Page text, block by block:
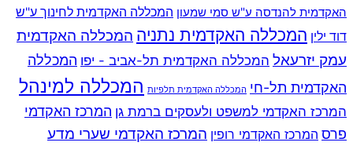
האקדמית להנדסה ע"ש סמי שמעון המכללה האקדמית לחינוך ע"ש
דוד ילין המכללה האקדמית נתניה המכללה האקדמית
עמק יזרעאל המכללה האקדמית תל-אביב - יפו המכללה
האקדמית תל-חי המכללה האקדמית תלפיות המכללה למינהל
המרכז האקדמי למשפט ולעסקים ברמת גן המרכז האקדמי
פרס המרכז האקדמי רופין המרכז האקדמי שערי מדע